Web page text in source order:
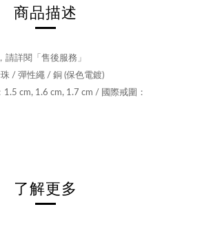
商品描述
詳閱「售後服務」
/ 彈性繩 / 銅 (保色電鍍)
1.5 cm, 1.6 cm, 1.7 cm / 國際戒圍：
了解更多